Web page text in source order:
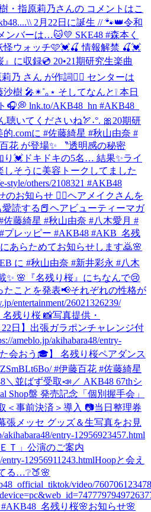
・指原莉乃さんの コメントはこ
\\ 2月22日に誕生 // 🐾👑令和
ンバーは…🐱💛 SKE48 #森本く
怪ウォッチ🩷💓🍒 情報解禁 🍒💓
に収録💿 20•21期研究生楽曲
乃 さん が作詞✍🏻 センターは
樹 🎤✴︎˚｡⋆ そしてなんと❕ 本日
🎧💭 lnk.to/AKB48_hn #AKB48_
いてくださいね🏹˖°. 🎀20期研
的.comに #佐藤綺星 #秋山由奈 #
花 が登場✨ 〝透明感の秘密
り💓ドキドキの5名… 結果✨ライ
しそうに美容トークしてました
style/others/2108321 #AKB48
のお知らせ 💆‍♀️ヘアメイクさんを
読する📕ヘアビューティーマガ
佐藤綺星 #秋山由奈 #八木愛月 #
プレッピー #AKB48 #AKB_名残
あらためてお知らせします🙇🌸
に #秋山由奈 #新井彩永 #八木
✨ 🌸『名残り桜』にちなんで😢
たことを発表📢それぞれの性格が
entertainment/26021326239/
残り桜 📸写真提供・
22日】出張ガラポンチャレンジ付
ameblo.jp/akihabara48/entry-
た会おう🎓】 名残り桜ペアダンス
#伊藤百花 #佐藤綺星
＼並ばず受取📣／ AKB48 67thシ
Shop盤 発売記念「個別握手会」
＜事前決済＞導入 📷当日整理券
張メッセ グッズ＆生写真をお見
entry-12956923457.html
Ｔ」公演のご案内
12956911243.htmlHoopと会え
る…❔🍑🌸
video/
名残り桜🌸お知らせ🌸